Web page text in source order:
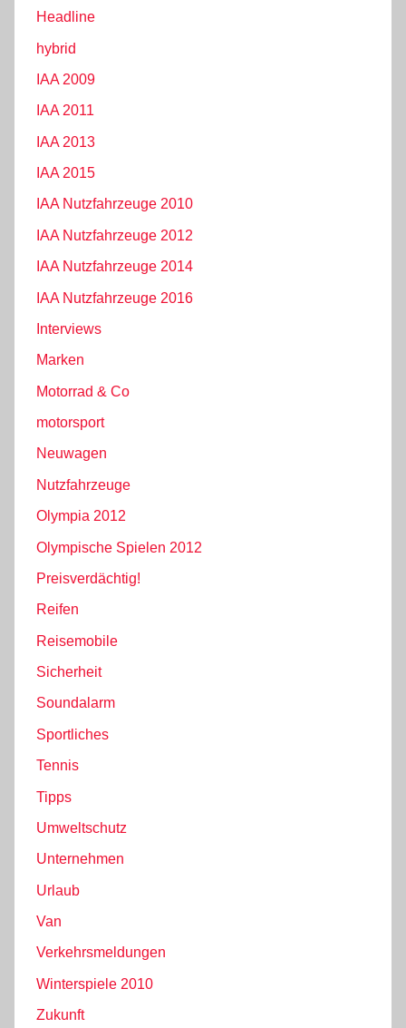
Headline
hybrid
IAA 2009
IAA 2011
IAA 2013
IAA 2015
IAA Nutzfahrzeuge 2010
IAA Nutzfahrzeuge 2012
IAA Nutzfahrzeuge 2014
IAA Nutzfahrzeuge 2016
Interviews
Marken
Motorrad & Co
motorsport
Neuwagen
Nutzfahrzeuge
Olympia 2012
Olympische Spielen 2012
Preisverdächtig!
Reifen
Reisemobile
Sicherheit
Soundalarm
Sportliches
Tennis
Tipps
Umweltschutz
Unternehmen
Urlaub
Van
Verkehrsmeldungen
Winterspiele 2010
Zukunft